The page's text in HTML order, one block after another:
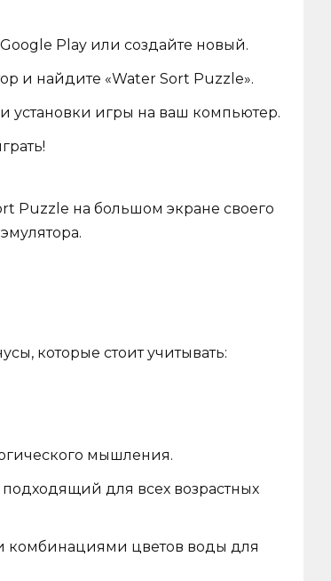
Play или создайте новый.
и найдите «Water Sort Puzzle».
установки игры на ваш компьютер.
Puzzle на большом экране своего
которые стоит учитывать:
мышления.
для всех возрастных
комбинациями цветов воды для